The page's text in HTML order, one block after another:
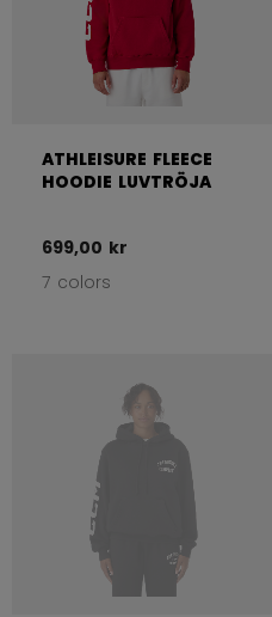
ATHLEISURE FLEECE
HOODIE LUVTRÖJA
699,00 kr
7 colors